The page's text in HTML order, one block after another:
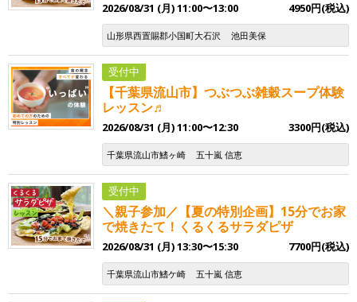
2026/08/31 (月) 11:00〜13:00 4950円(税込)
山形県西置賜郡小国町大石沢 池田美保
受付中
【千葉県流山市】つぶつぶ雑穀スープ体験
レッスン♬
2026/08/31 (月) 11:00〜12:30 3300円(税込)
千葉県流山市鰭ヶ崎 五十嵐 信恵
受付中
＼親子参加／【夏の特別企画】15分でお家
で焼きたて！くるくるサラダピザ
2026/08/31 (月) 13:30〜15:30 7700円(税込)
千葉県流山市鰭ケ崎 五十嵐 信恵